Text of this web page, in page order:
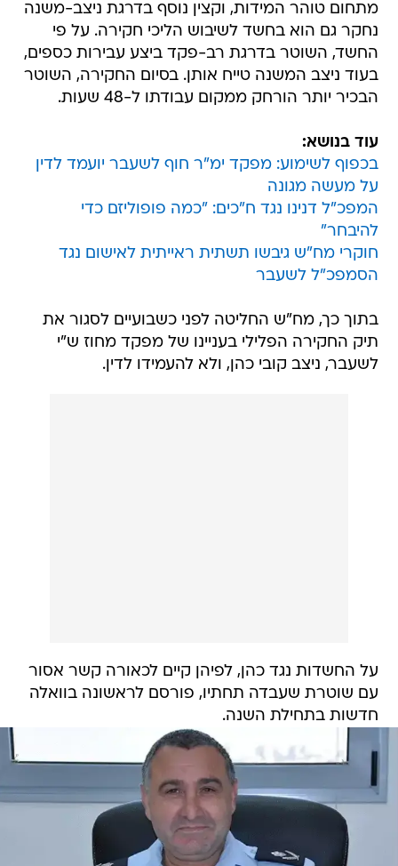
מתחום טוהר המידות, וקצין נוסף בדרגת ניצב-משנה
נחקר גם הוא בחשד לשיבוש הליכי חקירה. על פי
החשד, השוטר בדרגת רב-פקד ביצע עבירות כספים,
בעוד ניצב המשנה טייח אותן. בסיום החקירה, השוטר
הבכיר יותר הורחק ממקום עבודתו ל-48 שעות.
עוד בנושא:
בכפוף לשימוע: מפקד ימ"ר חוף לשעבר יועמד לדין
על מעשה מגונה
המפכ"ל דנינו נגד ח"כים: "כמה פופוליזם כדי
להיבחר"
חוקרי מח"ש גיבשו תשתית ראייתית לאישום נגד
הסמפכ"ל לשעבר
בתוך כך, מח"ש החליטה לפני כשבועיים לסגור את
תיק החקירה הפלילי בעניינו של מפקד מחוז ש"י
לשעבר, ניצב קובי כהן, ולא להעמידו לדין.
על החשדות נגד כהן, לפיהן קיים לכאורה קשר אסור
עם שוטרת שעבדה תחתיו, פורסם לראשונה בוואלה
חדשות בתחילת השנה.